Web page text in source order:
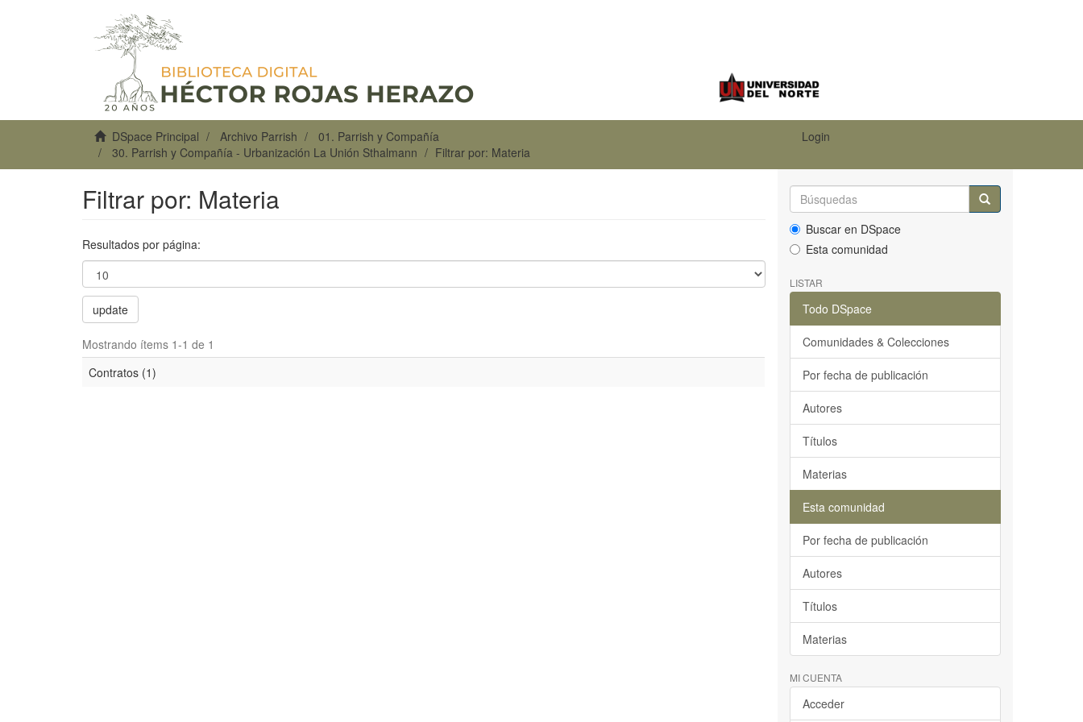
DSpace Principal Archivo Parrish
01. Parrish y Compañía
30. Parrish y Compañía - Urbanización La Unión Sthalmann
Filtrar por: Materia
Login
Filtrar por: Materia
Resultados por página:
update
Mostrando ítems 1-1 de 1
Contratos (1)
Buscar en DSpace
Esta comunidad
LISTAR
Todo DSpace
Comunidades & Colecciones
Por fecha de publicación
Autores
Títulos
Materias
Esta comunidad
Por fecha de publicación
Autores
Títulos
Materias
MI CUENTA
Acceder